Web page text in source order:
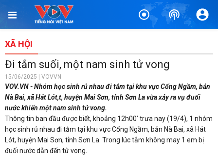
XÃ HỘI
Đi tắm suối, một nam sinh tử vong
15/06/2025 | VOVVN
VOV.VN - Nhóm học sinh rủ nhau đi tắm tại khu vực Cống Ngầm, bản
Nà Bai, xã Hát Lót,t, huyện Mai Sơn, tỉnh Sơn La vừa xảy ra vụ đuối
nước khiến một nam sinh tử vong.
Thông tin ban đầu được biết, khoảng 12h00’ trưa nay (19/4), 1 nhóm
học sinh rủ nhau đi tắm tại khu vực Cống Ngầm, bản Nà Bai, xã Hát
Lót, huyện Mai Sơn, tỉnh Sơn La. Trong lúc tắm không may 1 em bị
đuối nước dẫn đến tử vong.